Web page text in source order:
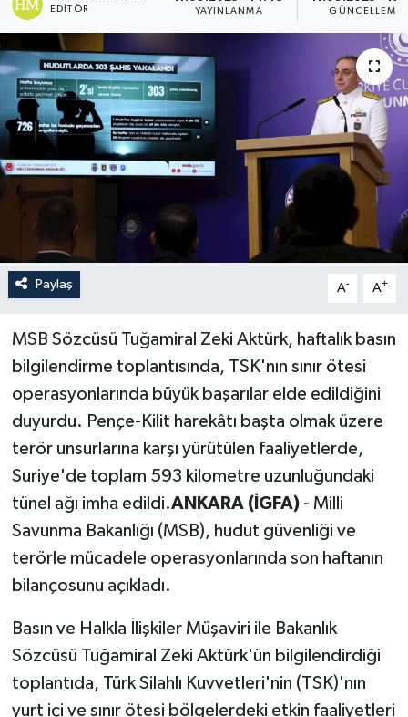
EDITÖR YAYINLANMA GÜNCELLEME
Paylaş A- A+
MSB Sözcüsü Tuğamiral Zeki Aktürk, haftalık basın
bilgilendirme toplantısında, TSK'nın sınır ötesi
operasyonlarında büyük başarılar elde edildiğini
duyurdu. Pençe-Kilit harekâtı başta olmak üzere
terör unsurlarına karşı yürütülen faaliyetlerde,
Suriye'de toplam 593 kilometre uzunluğundaki
tünel ağı imha edildi.ANKARA (İGFA) - Milli
Savunma Bakanlığı (MSB), hudut güvenliği ve
terörle mücadele operasyonlarında son haftanın
bilançosunu açıkladı.
Basın ve Halkla İlişkiler Müşaviri ile Bakanlık
Sözcüsü Tuğamiral Zeki Aktürk'ün bilgilendirdiği
toplantıda, Türk Silahlı Kuvvetleri'nin (TSK)'nın
yurt içi ve sınır ötesi bölgelerdeki etkin faaliyetleri